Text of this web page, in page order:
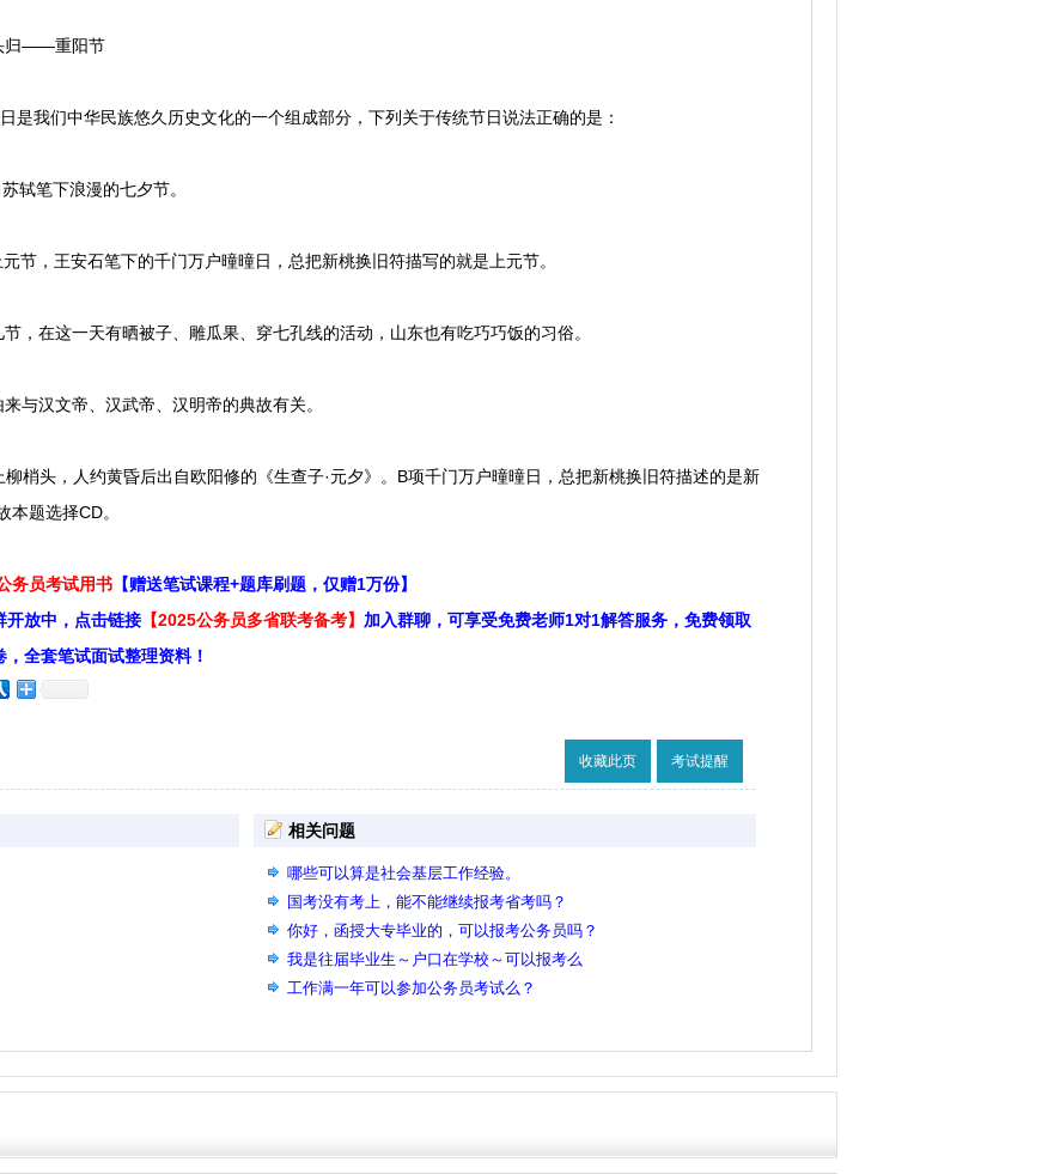
归——重阳节
我们中华民族悠久历史文化的一个组成部分，下列关于传统节日说法正确的是：
笔下浪漫的七夕节。
，王安石笔下的千门万户曈曈日，总把新桃换旧符描写的就是上元节。
在这一天有晒被子、雕瓜果、穿七孔线的活动，山东也有吃巧巧饭的习俗。
汉文帝、汉武帝、汉明帝的典故有关。
头，人约黄昏后出自欧阳修的《生查子·元夕》。B项千门万户曈曈日，总把新桃换旧符描述的是新
题选择CD。
务员考试用书 【赠送笔试课程+题库刷题，仅赠1万份】
开放中，点击链接 【2025公务员多省联考备考】 加入群聊，可享受免费老师1对1解答服务，免费领取
全套笔试面试整理资料！
收藏此页 考试提醒
相关问题
哪些可以算是社会基层工作经验。
国考没有考上，能不能继续报考省考吗？
你好，函授大专毕业的，可以报考公务员吗？
我是往届毕业生～户口在学校～可以报考么
工作满一年可以参加公务员考试么？